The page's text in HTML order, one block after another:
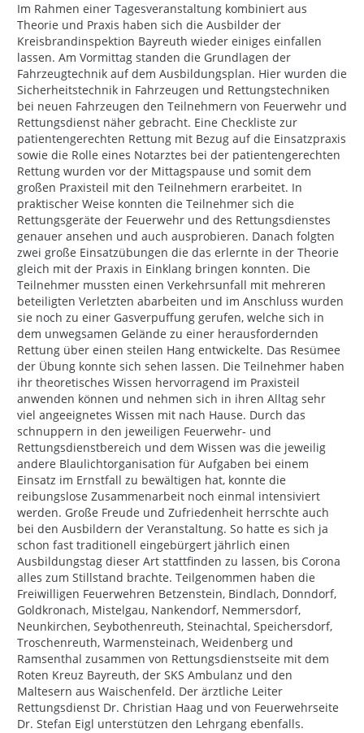
Im Rahmen einer Tagesveranstaltung kombiniert aus
Theorie und Praxis haben sich die Ausbilder der
Kreisbrandinspektion Bayreuth wieder einiges einfallen
lassen. Am Vormittag standen die Grundlagen der
Fahrzeugtechnik auf dem Ausbildungsplan. Hier wurden die
Sicherheitstechnik in Fahrzeugen und Rettungstechniken
bei neuen Fahrzeugen den Teilnehmern von Feuerwehr und
Rettungsdienst näher gebracht. Eine Checkliste zur
patientengerechten Rettung mit Bezug auf die Einsatzpraxis
sowie die Rolle eines Notarztes bei der patientengerechten
Rettung wurden vor der Mittagspause und somit dem
großen Praxisteil mit den Teilnehmern erarbeitet. In
praktischer Weise konnten die Teilnehmer sich die
Rettungsgeräte der Feuerwehr und des Rettungsdienstes
genauer ansehen und auch ausprobieren. Danach folgten
zwei große Einsatzübungen die das erlernte in der Theorie
gleich mit der Praxis in Einklang bringen konnten. Die
Teilnehmer mussten einen Verkehrsunfall mit mehreren
beteiligten Verletzten abarbeiten und im Anschluss wurden
sie noch zu einer Gasverpuffung gerufen, welche sich in
dem unwegsamen Gelände zu einer herausfordernden
Rettung über einen steilen Hang entwickelte. Das Resümee
der Übung konnte sich sehen lassen. Die Teilnehmer haben
ihr theoretisches Wissen hervorragend im Praxisteil
anwenden können und nehmen sich in ihren Alltag sehr
viel angeeignetes Wissen mit nach Hause. Durch das
schnuppern in den jeweiligen Feuerwehr- und
Rettungsdienstbereich und dem Wissen was die jeweilig
andere Blaulichtorganisation für Aufgaben bei einem
Einsatz im Ernstfall zu bewältigen hat, konnte die
reibungslose Zusammenarbeit noch einmal intensiviert
werden. Große Freude und Zufriedenheit herrschte auch
bei den Ausbildern der Veranstaltung. So hatte es sich ja
schon fast traditionell eingebürgert jährlich einen
Ausbildungstag dieser Art stattfinden zu lassen, bis Corona
alles zum Stillstand brachte. Teilgenommen haben die
Freiwilligen Feuerwehren Betzenstein, Bindlach, Donndorf,
Goldkronach, Mistelgau, Nankendorf, Nemmersdorf,
Neunkirchen, Seybothenreuth, Steinachtal, Speichersdorf,
Troschenreuth, Warmensteinach, Weidenberg und
Ramsenthal zusammen von Rettungsdienstseite mit dem
Roten Kreuz Bayreuth, der SKS Ambulanz und den
Maltesern aus Waischenfeld. Der ärztliche Leiter
Rettungsdienst Dr. Christian Haag und von Feuerwehrseite
Dr. Stefan Eigl unterstützen den Lehrgang ebenfalls.